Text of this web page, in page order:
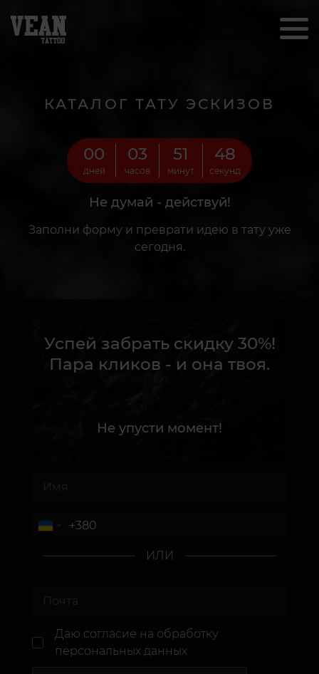
КАТАЛОГ ТАТУ ЭСКИЗОВ
00
дней
03
часов
51
минут
46
секунд
Не думай - действуй!
Заполни форму и преврати идею в тату уже
сегодня.
Успей забрать скидку 30%!
Пара кликов - и она твоя.
Не упусти момент!
ИЛИ
Даю согласие на обработку
персональных данных